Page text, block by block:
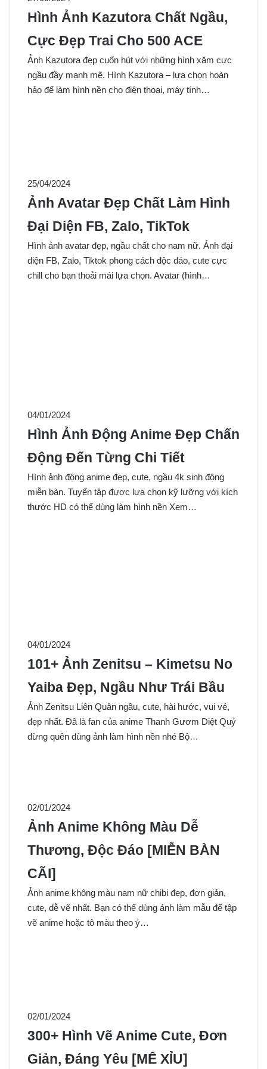
Hình Ảnh Kazutora Chất Ngầu,
Cực Đẹp Trai Cho 500 ACE
Ảnh Kazutora đẹp cuốn hút với những hình xăm cực
ngầu đầy mạnh mẽ. Hình Kazutora – lựa chọn hoàn
hảo để làm hình nền cho điện thoại, máy tính…
25/04/2024
Ảnh Avatar Đẹp Chất Làm Hình
Đại Diện FB, Zalo, TikTok
Hình ảnh avatar đẹp, ngầu chất cho nam nữ. Ảnh đại
diện FB, Zalo, Tiktok phong cách độc đáo, cute cực
chill cho bạn thoải mái lựa chọn. Avatar (hình…
04/01/2024
Hình Ảnh Động Anime Đẹp Chấn
Động Đến Từng Chi Tiết
Hình ảnh động anime đẹp, cute, ngầu 4k sinh động
miễn bàn. Tuyển tập được lựa chọn kỹ lưỡng với kích
thước HD có thể dùng làm hình nền Xem…
04/01/2024
101+ Ảnh Zenitsu – Kimetsu No
Yaiba Đẹp, Ngầu Như Trái Bầu
Ảnh Zenitsu Liên Quân ngầu, cute, hài hước, vui vẻ,
đẹp nhất. Đã là fan của anime Thanh Gươm Diệt Quỷ
đừng quên dùng ảnh làm hình nền nhé Bộ…
02/01/2024
Ảnh Anime Không Màu Dễ
Thương, Độc Đáo [MIỄN BÀN
CÃI]
Ảnh anime không màu nam nữ chibi đẹp, đơn giản,
cute, dễ vẽ nhất. Bạn có thể dùng ảnh làm mẫu để tập
vẽ anime hoặc tô màu theo ý…
02/01/2024
300+ Hình Vẽ Anime Cute, Đơn
Giản, Đáng Yêu [MÊ XỈU]